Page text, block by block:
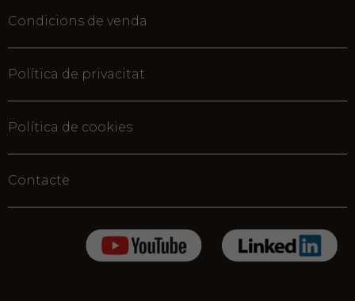
Condicions de venda
Política de privacitat
Política de cookies
Contacte